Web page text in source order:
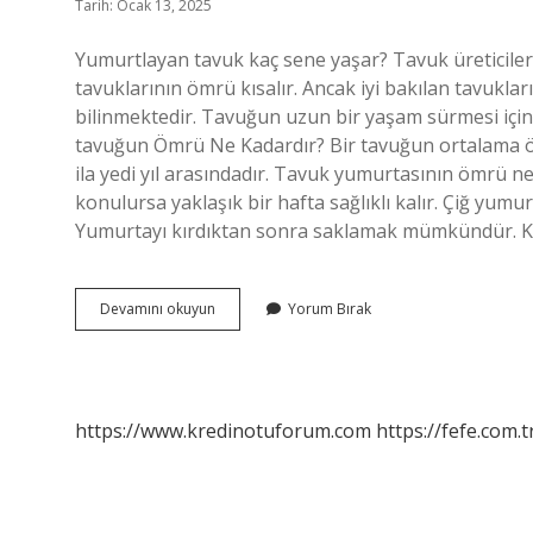
Tarih: Ocak 13, 2025
Yumurtlayan tavuk kaç sene yaşar? Tavuk
tavuklarının ömrü kısalır. Ancak iyi bakılan
bilinmektedir. Tavuğun uzun bir yaşam sürmesi
tavuğun Ömrü Ne Kadardır? Bir tavuğun ortalama
ila yedi yıl arasındadır. Tavuk yumurtasının ömrü
konulursa yaklaşık bir hafta sağlıklı kalır. Çiğ
Yumurtayı kırdıktan sonra saklamak mümkündür.
Devamını okuyun Yumurtlayan
Tavuğun
Yorum Bırak
https://www.kredinotuforum.com https://